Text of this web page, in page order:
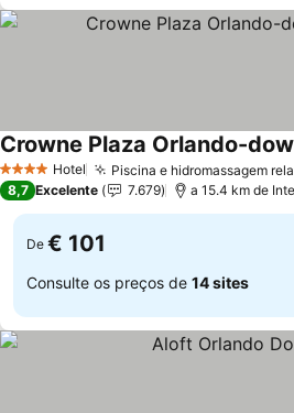
4 EstrelasHotel Piscina e hidromassagem
Crowne Plaza Orlando-
8,7 Excelente 7.679 a 15.4 km de
De € 101
Consulte os preços de 14 sites